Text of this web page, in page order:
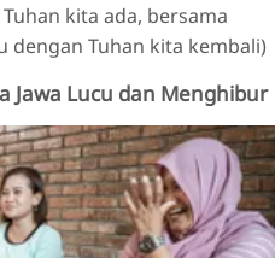
kita ada, bersama
dengan Tuhan kita kembali)
Jawa Lucu dan Menghibur